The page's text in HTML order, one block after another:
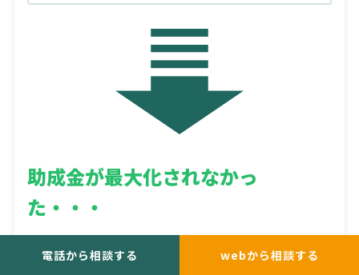
助成金が最大化されなかっ
た・・・
電話から相談する webから相談する